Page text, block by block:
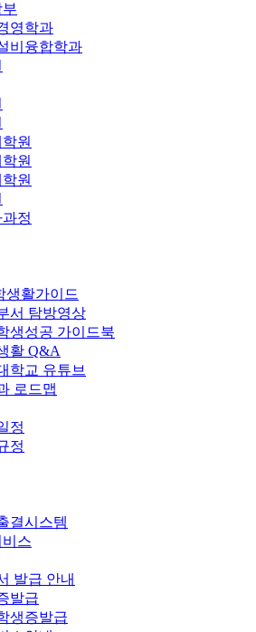
영학과
비융합학과
원
원
원
정
생활가이드
서 탐방영상
생성공 가이드북
활 Q&A
학교 유튜브
로드맵
정
정
결시스템
스
발급 안내
발급
생증발급